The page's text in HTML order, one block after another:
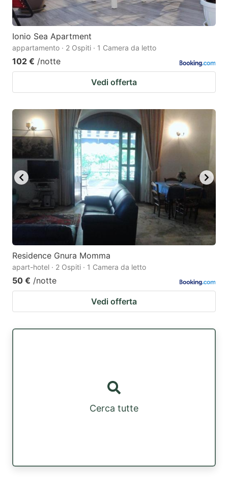
Ionio Sea Apartment
appartamento · 2 Ospiti · 1 Camera da letto
102 € /notte
Vedi offerta
Residence Gnura Momma
apart-hotel · 2 Ospiti · 1 Camera da letto
50 € /notte
Vedi offerta
Cerca tutte